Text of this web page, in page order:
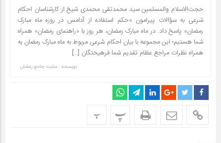
حجت‌الاسلام والمسلمین سید محمدتقی محمدی شیخ از کارشناسان احکام
شرعی به سؤالات پیرامون «حکم استفاده از آدامس در روزه ماه مبارک
رمضان» پاسخ داد. در ماه مبارک رمضان، هر روز با «راهنمای رمضان» همراه
شما هستیم؛ این مجموعه با بیان احکام شرعی مربوط به ماه مبارک رمضان به
همراه نظرات مراجع عظام تقدیم شما فرهیختگان […]
نویسنده : سایت جامع رمضان
پ پ